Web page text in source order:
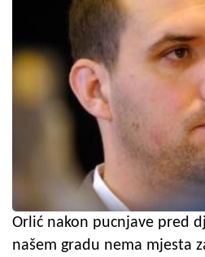
Orlić nakon pucnjave pred
našem gradu nema mjesta